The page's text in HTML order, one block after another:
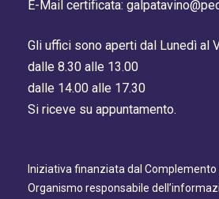
E-Mail certificata:
Gli uffici sono aperti dal Lunedì al
dalle 8.30 alle 13.00
dalle 14.00 alle 17.30
Si riceve su appuntamento.
Iniziativa finanziata dal
Organismo responsabile